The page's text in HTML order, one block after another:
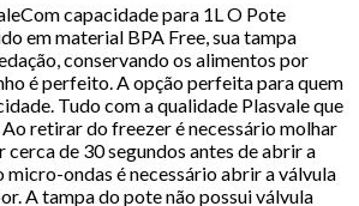
capacidade para 1L O Pote
em material BPA Free, sua tampa
conservando os alimentos por
é perfeito. A opção perfeita para quem
Tudo com a qualidade Plasvale que
retirar do freezer é necessário molhar
cerca de 30 segundos antes de abrir a
micro-ondas é necessário abrir a válvula
A tampa do pote não possui válvula